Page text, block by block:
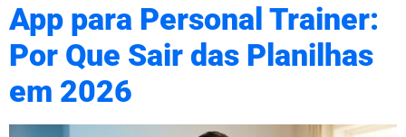
App para Personal Trainer:
Por Que Sair das Planilhas
em 2026